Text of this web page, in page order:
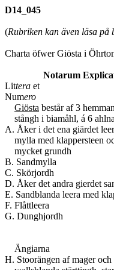
D14_045
(Rubriken kan även läsa på
Charta öfwer Giösta i
Notarum
Littera et
Numero
Giösta består af 3
stångh i biamåhl, á 6
A. Åker i det ena giärdet
mylla med klappersteen
mycket
B.
C.
D. Åker det
E. Sandblanda
F.
G.
Ängiarna
H. Stoorängen af mager